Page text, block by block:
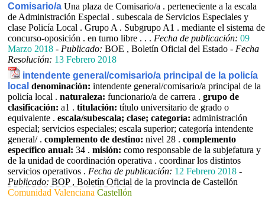
Comisario/a Una plaza de Comisario/a . perteneciente a la escala
de Administración Especial . subescala de Servicios Especiales y
clase Policía Local . Grupo A . Subgrupo A1 . mediante el sistema de
concurso-oposición . en turno libre . . . Fecha de publicación: 09
Marzo 2018 - Publicado: BOE , Boletín Oficial del Estado - Fecha
Resolución: 13 Febrero 2018
intendente general/comisario/a principal de la policía
local denominación: intendente general/comisario/a principal de la
policía local . naturaleza: funcionario/a de carrera . grupo de
clasificación: a1 . titulación: título universitario de grado o
equivalente . escala/subescala; clase; categoría: administración
especial; servicios especiales; escala superior; categoría intendente
general/ . complemento de destino: nivel 28 . complemento
específico anual: 34 . misión: como responsable de la subjefatura y
de la unidad de coordinación operativa . coordinar los distintos
servicios operativos . Fecha de publicación: 12 Febrero 2018 -
Publicado: BOP , Boletín Oficial de la provincia de Castellón
Comunidad Valenciana Castellón